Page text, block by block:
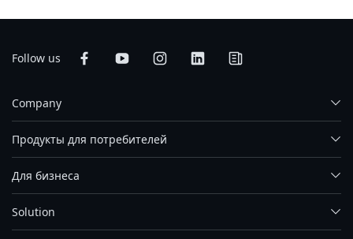
Follow us
Company
Продукты для потребителей
Для бизнеса
Solution